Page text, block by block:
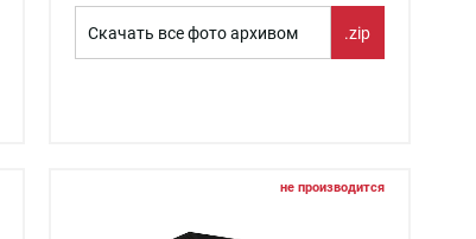
Скачать все фото архивом .zip
не производится